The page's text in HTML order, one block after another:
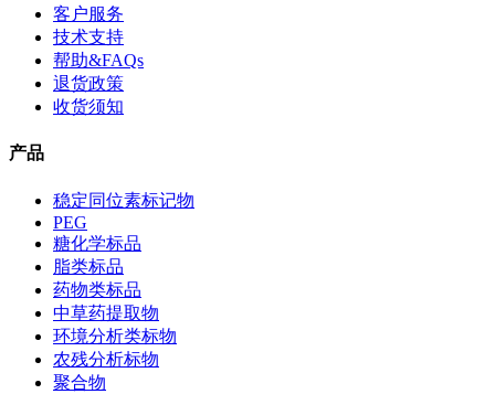
客户服务
技术支持
帮助&FAQs
退货政策
收货须知
产品
稳定同位素标记物
PEG
糖化学标品
脂类标品
药物类标品
中草药提取物
环境分析类标物
农残分析标物
聚合物